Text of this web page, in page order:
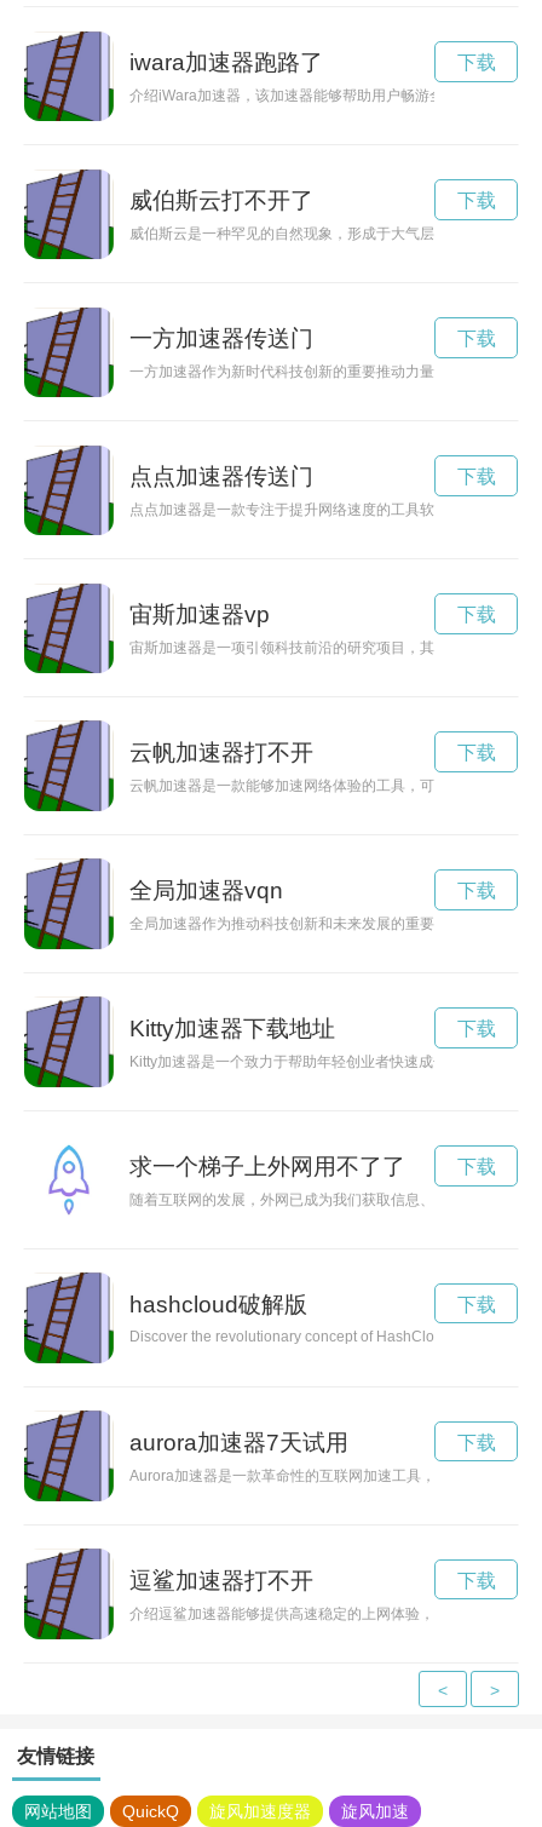
iwara加速器跑路了
介绍iWara加速器，该加速器能够帮助用户畅游全球视频娱乐平
下载
威伯斯云打不开了
威伯斯云是一种罕见的自然现象，形成于大气层的高空，展现
下载
一方加速器传送门
一方加速器作为新时代科技创新的重要推动力量，为未来科技
下载
点点加速器传送门
点点加速器是一款专注于提升网络速度的工具软件，用户只需
下载
宙斯加速器vp
宙斯加速器是一项引领科技前沿的研究项目，其在加速粒子方
下载
云帆加速器打不开
云帆加速器是一款能够加速网络体验的工具，可以提高网络的
下载
全局加速器vqn
全局加速器作为推动科技创新和未来发展的重要工具，在各领
下载
Kitty加速器下载地址
Kitty加速器是一个致力于帮助年轻创业者快速成长和成功的创新
下载
求一个梯子上外网用不了了
随着互联网的发展，外网已成为我们获取信息、交流思想的重
下载
hashcloud破解版
Discover the revolutionary concept of HashCloud, a cutting-
下载
aurora加速器7天试用
Aurora加速器是一款革命性的互联网加速工具，通过优化网络
下载
逗鲨加速器打不开
介绍逗鲨加速器能够提供高速稳定的上网体验，让用户在享受网
下载
< >
友情链接
网站地图 QuickQ 旋风加速度器 旋风加速